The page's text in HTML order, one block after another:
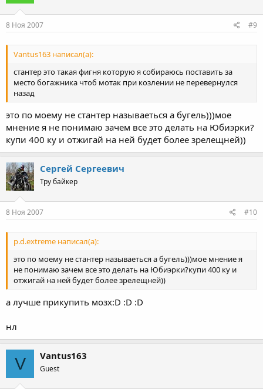
8 Ноя 2007 #9
Vantus163 написал(а):
стантер это такая фигня которую я собираюсь поставить за
место богажника чтоб мотак при козлении не перевернулся
назад
это по моему не стантер называеться а бугель)))мое
мнение я не понимаю зачем все это делать на Юбиэрки?
купи 400 ку и отжигай на ней будет более зрелещней))
Сергей Сергеевич
Тру байкер
8 Ноя 2007 #10
p.d.extreme написал(а):
это по моему не стантер называеться а бугель)))мое мнение я
не понимаю зачем все это делать на Юбиэрки?купи 400 ку и
отжигай на ней будет более зрелещней))
а лучше прикупить мозх:D :D :D
нл
V Vantus163
Guest